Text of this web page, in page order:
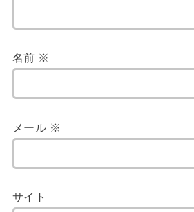
名前 ※
メール ※
サイト